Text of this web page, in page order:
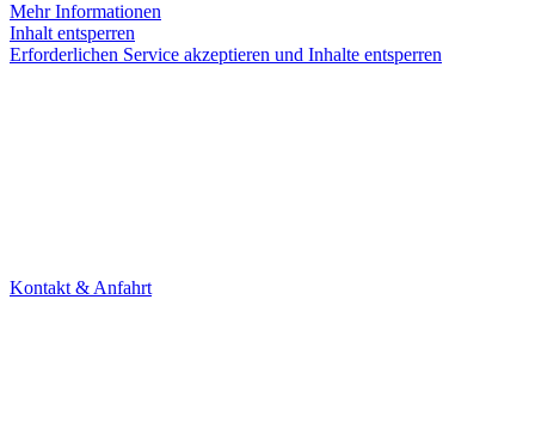
Mehr Informationen
Inhalt entsperren
Erforderlichen Service akzeptieren und Inhalte entsperren
Kontakt & Anfahrt